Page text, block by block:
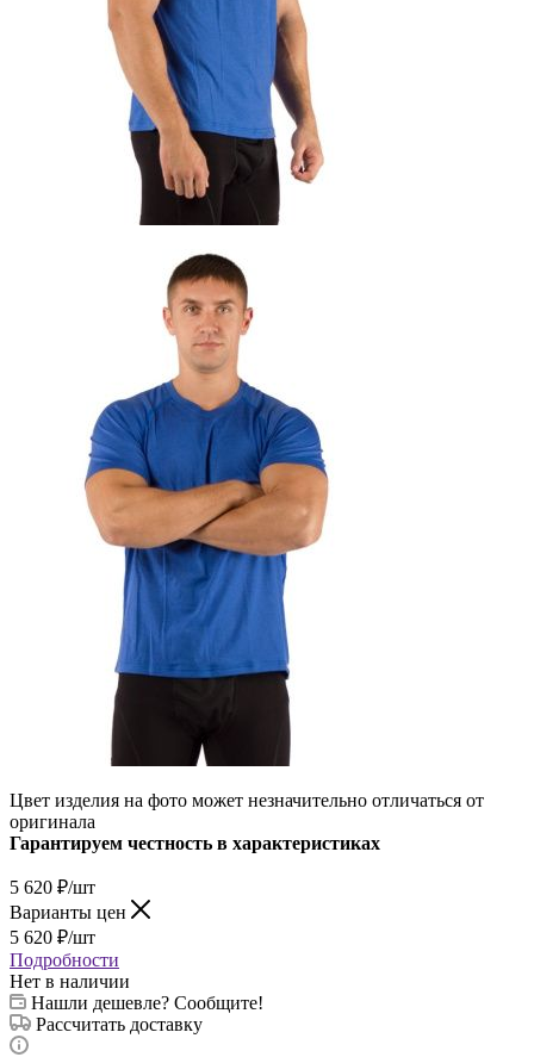
Цвет изделия на фото может незначительно отличаться от
оригинала
Гарантируем честность в характеристиках
5 620 ₽/шт
Варианты цен
5 620 ₽/шт
Подробности
Нет в наличии
Нашли дешевле? Сообщите!
Рассчитать доставку